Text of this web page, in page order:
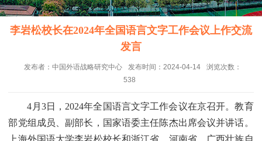
李岩松校长在2024年全国语言文字工作会议上作交流
发言
发布者：中国外语战略研究中心 发布时间：2024-04-14
浏览次数：
538
4月3日，2024年全国语言文字工作会议在京召开。教育
部党组成员、副部长，国家语委主任陈杰出席会议并讲话。
上海外国语大学李岩松校长和浙江省、河南省、广西壮族自